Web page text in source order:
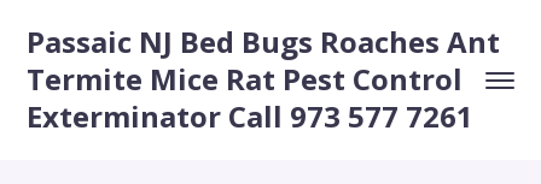
Passaic NJ Bed Bugs Roaches Ant
Termite Mice Rat Pest Control
Exterminator Call 973 577 7261